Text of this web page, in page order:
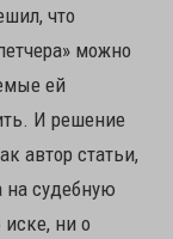
что
можно
ей
И решение
автор статьи,
судебную
ни о